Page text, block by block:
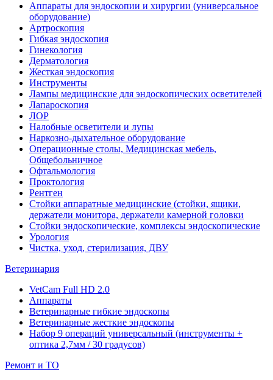
Аппараты для эндоскопии и хирургии (универсальное
оборудование)
Артроскопия
Гибкая эндоскопия
Гинекология
Дерматология
Жесткая эндоскопия
Инструменты
Лампы медицинские для эндоскопических осветителей
Лапароскопия
ЛОР
Налобные осветители и лупы
Наркозно-дыхательное оборудование
Операционные столы, Медицинская мебель,
Общебольничное
Офтальмология
Проктология
Рентген
Стойки аппаратные медицинские (стойки, ящики,
держатели монитора, держатели камерной головки
Стойки эндоскопические, комплексы эндоскопические
Урология
Чистка, уход, стерилизация, ДВУ
Ветеринария
VetCam Full HD 2.0
Аппараты
Ветеринарные гибкие эндоскопы
Ветеринарные жесткие эндоскопы
Набор 9 операций универсальный (инструменты +
оптика 2,7мм / 30 градусов)
Ремонт и ТО